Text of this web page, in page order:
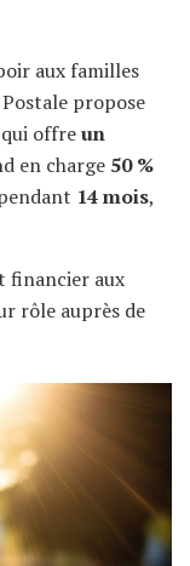
aux familles
propose
offreun
en charge 50 %
14 mois,
financier aux
rôle auprès de